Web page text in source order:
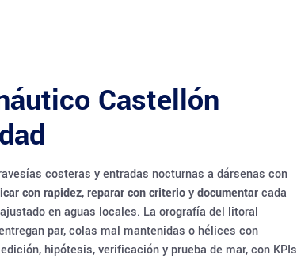
Castellón
costeras y entradas nocturnas a dársenas con
con rapidez,reparar con criterioydocumentarcada
en aguas locales. La orografía del litoral
par, colas mal mantenidas o hélices con
hipótesis, verificación y prueba de mar, con KPIs